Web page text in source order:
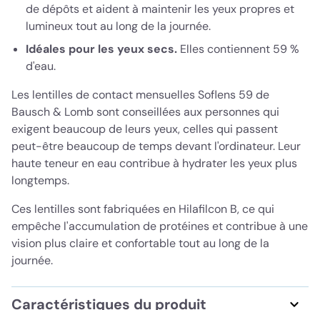
de dépôts et aident à maintenir les yeux propres et
lumineux tout au long de la journée.
Idéales pour les yeux secs. Elles contiennent 59 %
d'eau.
Les lentilles de contact mensuelles Soflens 59 de
Bausch & Lomb sont conseillées aux personnes qui
exigent beaucoup de leurs yeux, celles qui passent
peut-être beaucoup de temps devant l'ordinateur. Leur
haute teneur en eau contribue à hydrater les yeux plus
longtemps.
Ces lentilles sont fabriquées en Hilafilcon B, ce qui
empêche l'accumulation de protéines et contribue à une
vision plus claire et confortable tout au long de la
journée.
Caractéristiques du produit